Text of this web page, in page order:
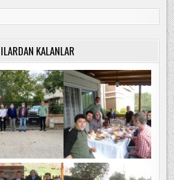
KALANLAR